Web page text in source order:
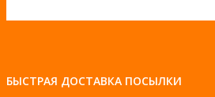
БЫСТРАЯ ДОСТАВКА ПОСЫЛКИ